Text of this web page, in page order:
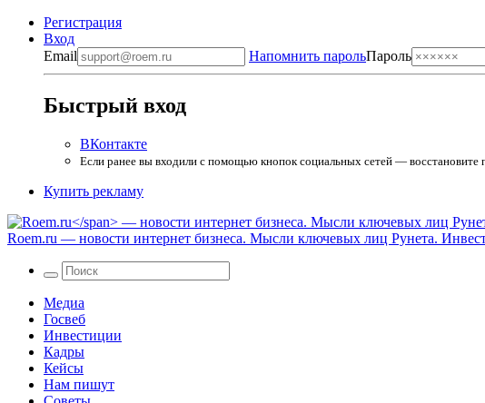
Регистрация
Вход
Email
Напомнить парольПароль
Быстрый вход
ВКонтакте
Если ранее вы входили с помощью кнопок социальных сетей — восстановите
Купить рекламу
Roem.ru — новости интернет бизнеса. Мысли ключевых лиц Рунета.
Медиа
Госвеб
Инвестиции
Кадры
Кейсы
Нам пишут